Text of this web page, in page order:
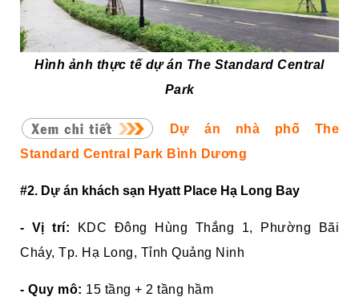
Hình ảnh thực tế dự án The Standard Central
Park
Dự án nhà phố The
Standard Central Park Bình Dương
#2. Dự án khách sạn Hyatt Place Hạ Long Bay
- Vị trí: KDC Đông Hùng Thắng 1, Phường Bãi
Cháy, Tp. Hạ Long, Tỉnh Quảng Ninh
- Quy mô: 15 tầng + 2 tầng hầm